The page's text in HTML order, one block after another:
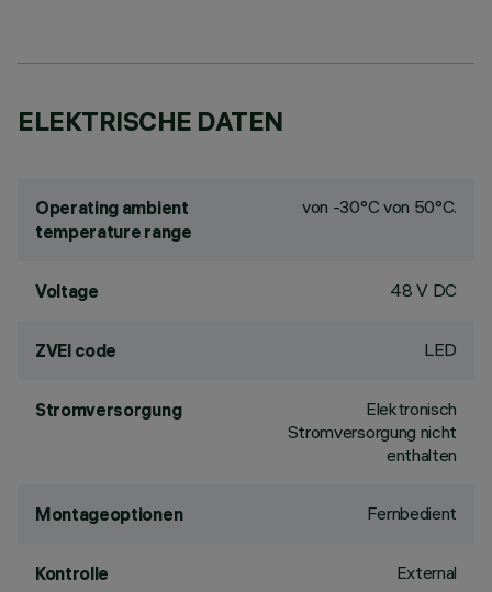
ELEKTRISCHE DATEN
Operating ambient
temperature range
von -30°C von 50°C.
Voltage 48 V DC
ZVEI code LED
Stromversorgung
Elektronisch
Stromversorgung nicht
enthalten
Montageoptionen Fernbedient
Kontrolle External